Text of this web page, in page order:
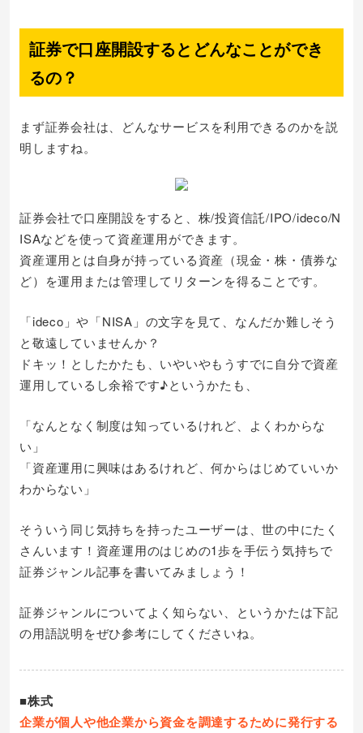
証券で口座開設するとどんなことができ
るの？
まず証券会社は、どんなサービスを利用できるのかを説
明しますね。
証券会社で口座開設をすると、株/投資信託/IPO/ideco/N
ISAなどを使って資産運用ができます。
資産運用とは自身が持っている資産（現金・株・債券な
ど）を運用または管理してリターンを得ることです。
「ideco」や「NISA」の文字を見て、なんだか難しそう
と敬遠していませんか？
ドキッ！としたかたも、いやいやもうすでに自分で資産
運用しているし余裕です♪というかたも、
「なんとなく制度は知っているけれど、よくわからな
い」
「資産運用に興味はあるけれど、何からはじめていいか
わからない」
そういう同じ気持ちを持ったユーザーは、世の中にたく
さんいます！資産運用のはじめの1歩を手伝う気持ちで
証券ジャンル記事を書いてみましょう！
証券ジャンルについてよく知らない、というかたは下記
の用語説明をぜひ参考にしてくださいね。
■株式
企業が個人や他企業から資金を調達するために発行する